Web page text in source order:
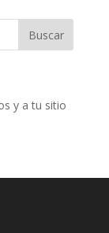
y a tu sitio